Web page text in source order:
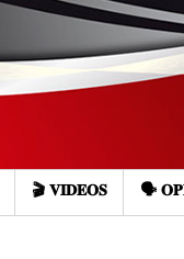
🎬 𝐕𝐈𝐃𝐄𝐎𝐒 🗣️